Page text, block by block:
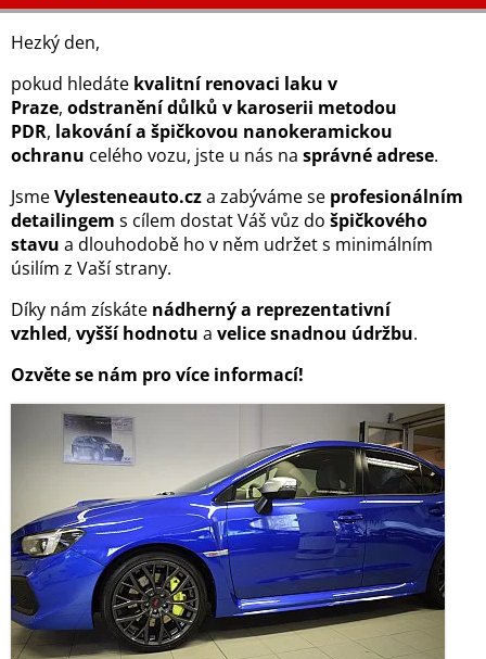
Hezký den,
pokud hledáte kvalitní renovaci laku v
Praze, odstranění důlků v karoserii metodou
PDR, lakování a špičkovou nanokeramickou
ochranu celého vozu, jste u nás na správné adrese.
JsmeVylesteneauto.cza zabýváme se profesionálním
detailingem s cílem dostat Váš vůz do špičkového
stavu a dlouhodobě ho v něm udržet s minimálním
úsilím z Vaší strany.
Díky nám získáte nádherný a reprezentativní
vzhled, vyšší hodnotu a velice snadnou údržbu.
Ozvěte se nám pro více informací!